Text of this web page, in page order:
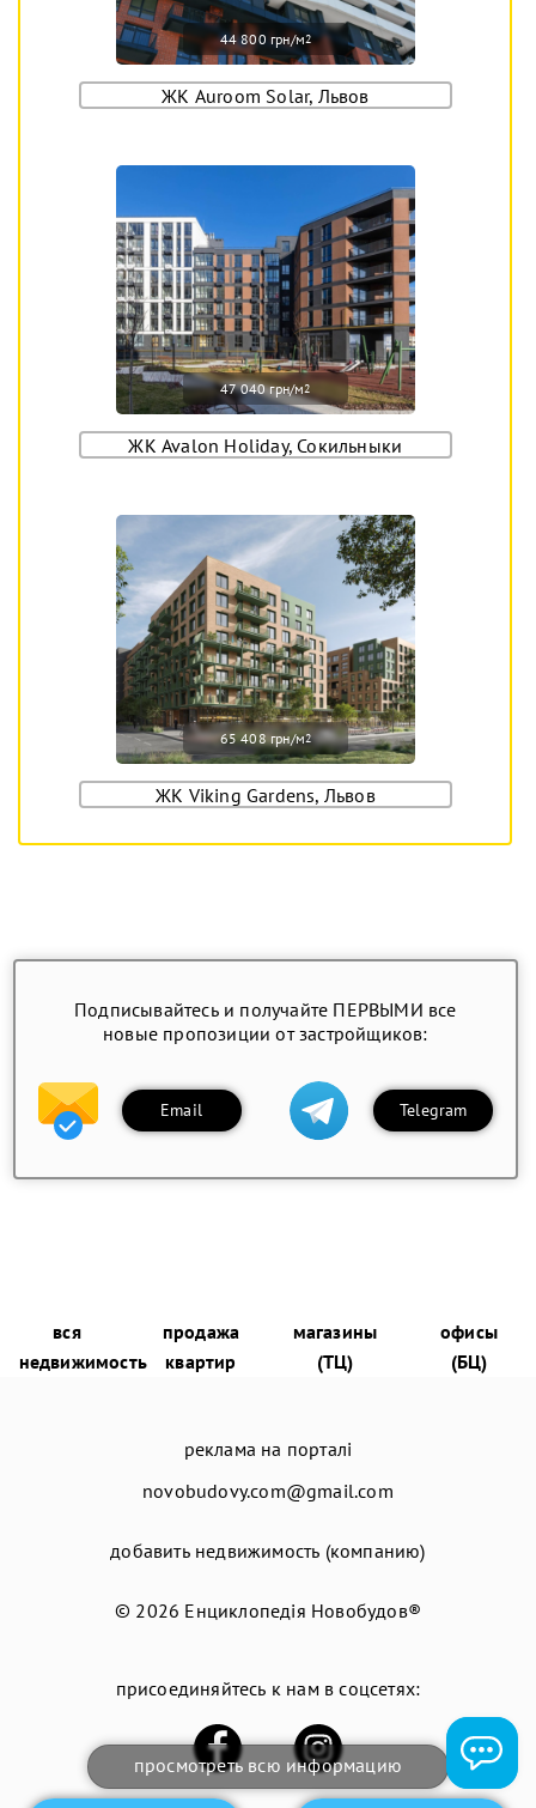
просмотреть всю информацию
44 800 грн/м2
ЖК Auroom Solar, Львов
47 040 грн/м2
ЖК Avalon Holiday, Сокильныки
65 408 грн/м2
ЖК Viking Gardens, Львов
Подписывайтесь и получайте ПЕРВЫМИ все
новые пропозиции от застройщиков:
Email Telegram
вся
недвижимость
продажа
квартир
магазины
(ТЦ)
офисы
(БЦ)
реклама на порталі
novobudovy.com@gmail.com
добавить недвижимость (компанию)
© 2026 Енциклопедія Новобудов®
присоединяйтесь к нам в соцсетях: